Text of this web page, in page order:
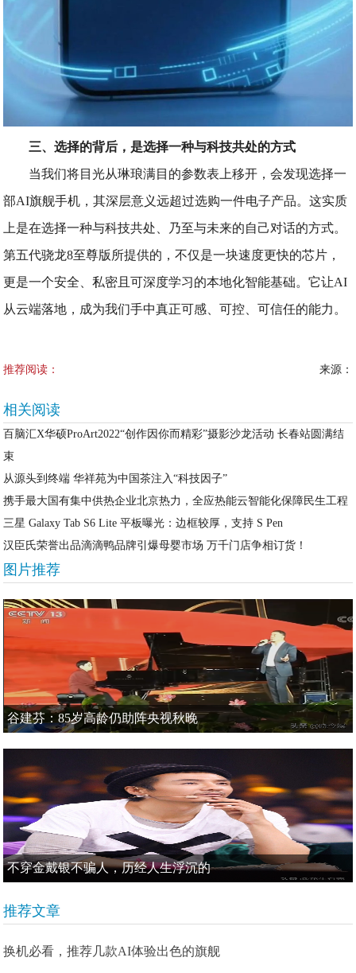
三、选择的背后，是选择一种与科技共处的方式
当我们将目光从琳琅满目的参数表上移开，会发现选择一
部AI旗舰手机，其深层意义远超过选购一件电子产品。这实质
上是在选择一种与科技共处、乃至与未来的自己对话的方式。
第五代骁龙8至尊版所提供的，不仅是一块速度更快的芯片，
更是一个安全、私密且可深度学习的本地化智能基础。它让AI
从云端落地，成为我们手中真正可感、可控、可信任的能力。
推荐阅读： 来源：
相关阅读
百脑汇X华硕ProArt2022“创作因你而精彩”摄影沙龙活动 长春站圆满结
束
从源头到终端 华祥苑为中国茶注入“科技因子”
携手最大国有集中供热企业北京热力，全应热能云智能化保障民生工程
三星 Galaxy Tab S6 Lite 平板曝光：边框较厚，支持 S Pen
汉臣氏荣誉出品滴滴鸭品牌引爆母婴市场 万千门店争相订货！
图片推荐
谷建芬：85岁高龄仍助阵央视秋晚
不穿金戴银不骗人，历经人生浮沉的
推荐文章
换机必看，推荐几款AI体验出色的旗舰